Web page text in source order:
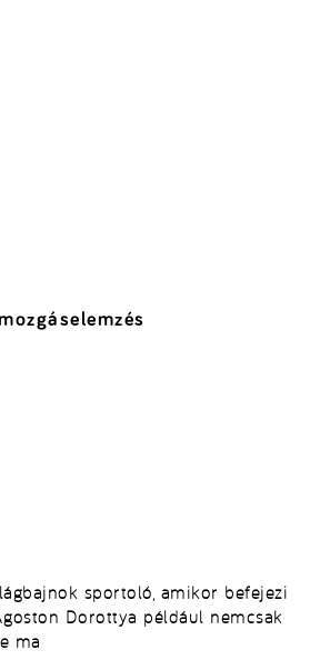
sportoló, amikor befejezi
Dorottya például nemcsak
ma